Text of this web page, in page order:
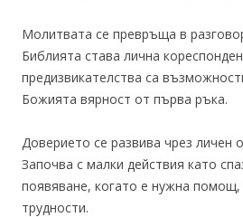
Молитвата се превръща в
Библията става лична
предизвикателства са
Божията вярност от първа ръка.
Доверието се развива чрез личен
Започва с малки действия като
появяване, когато е нужна
трудности.